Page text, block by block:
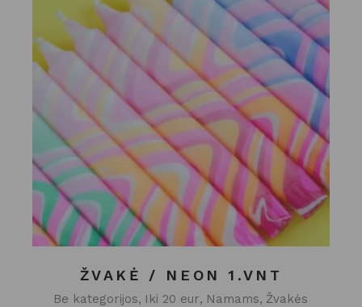
ŽVAKĖ / NEON 1.VNT
Be kategorijos Iki 20 eur Namams Žvakės